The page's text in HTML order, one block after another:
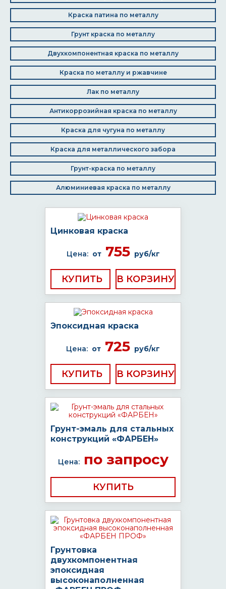
Краска патина по металлу
Грунт краска по металлу
Двухкомпонентная краска по металлу
Краска по металлу и ржавчине
Лак по металлу
Антикоррозийная краска по металлу
Краска для чугуна по металлу
Краска для металлического забора
Грунт-краска по металлу
Алюминиевая краска по металлу
Цинковая краска
Цена: от755 руб/кг
КУПИТЬ
Эпоксидная краска
Цена: от 725 руб/кг
КУПИТЬ
Грунт-эмаль для стальных
конструкций «ФАРБЕН»
Цена:по запросу
КУПИТЬ
Грунтовка
двухкомпонентная
эпоксидная
высоконаполненная